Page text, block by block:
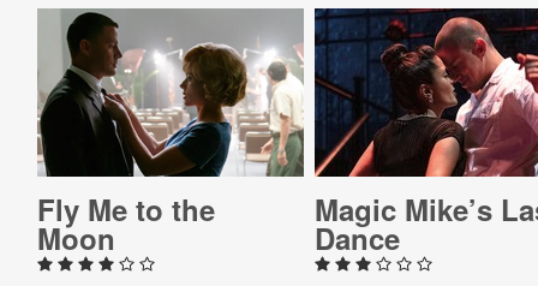
Fly Me to the
Moon
Magic Mike’s
Dance